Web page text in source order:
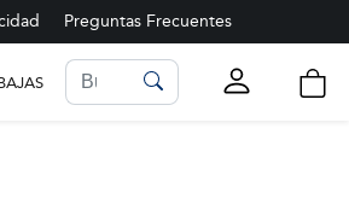
Preguntas Frecuentes